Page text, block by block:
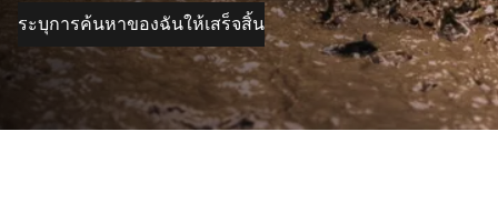
ระบุการค้นหาของฉันให้เสร็จสิ้น